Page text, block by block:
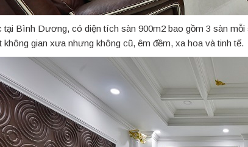
tại Bình Dương, có diện tích sàn 900m2 bao gồm 3 sàn
không gian xưa nhưng không cũ, êm đềm, xa hoa và tinh tế.